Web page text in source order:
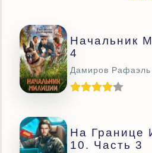
Начальник
4
Дамиров Рафаэль
На Границе
10. Часть 3